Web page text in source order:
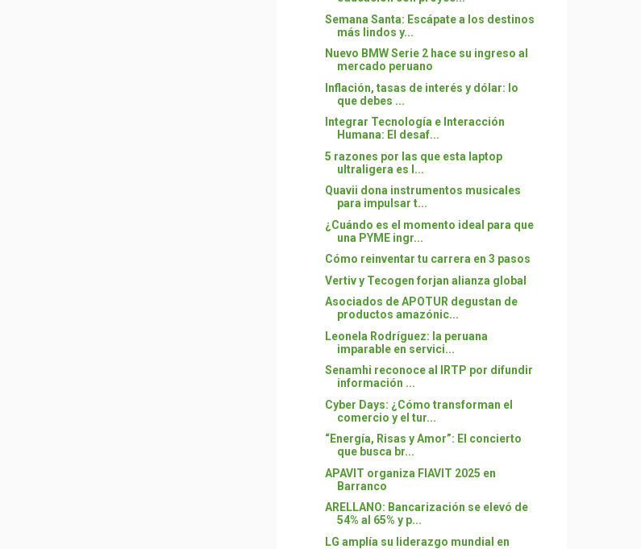
Semana Santa: Escápate a los destinos
más lindos y...
Nuevo BMW Serie 2 hace su ingreso al
mercado peruano
Inflación, tasas de interés y dólar: lo
que debes ...
Integrar Tecnología e Interacción
Humana: El desaf...
5 razones por las que esta laptop
ultraligera es l...
Quavii dona instrumentos musicales
para impulsar t...
¿Cuándo es el momento ideal para que
una PYME ingr...
Cómo reinventar tu carrera en 3 pasos
Vertiv y Tecogen forjan alianza global
Asociados de APOTUR degustan de
productos amazónic...
Leonela Rodríguez: la peruana
imparable en servici...
Senamhi reconoce al IRTP por difundir
información ...
Cyber Days: ¿Cómo transforman el
comercio y el tur...
“Energía, Risas y Amor”: El concierto
que busca br...
APAVIT organiza FIAVIT 2025 en
Barranco
ARELLANO: Bancarización se elevó de
54% al 65% y p...
LG amplía su liderazgo mundial en